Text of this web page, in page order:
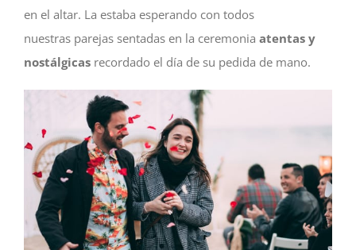
en el altar. La estaba esperando con todos
nuestras parejas sentadas en la ceremonia atentas y
nostálgicas recordado el día de su pedida de mano.